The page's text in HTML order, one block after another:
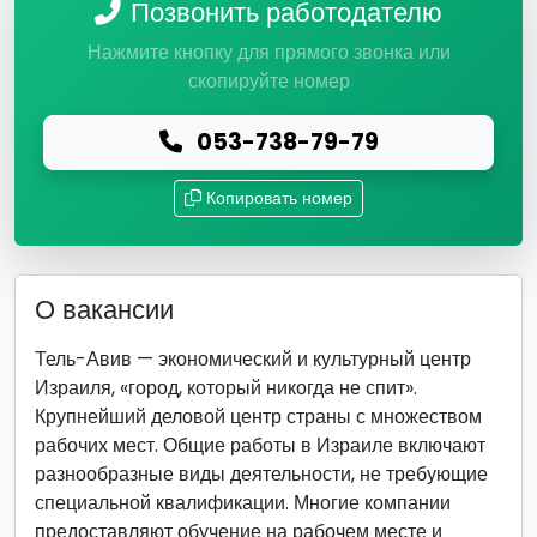
Позвонить работодателю
Нажмите кнопку для прямого звонка или
скопируйте номер
053-738-79-79
Копировать номер
О вакансии
Тель-Авив — экономический и культурный центр
Израиля, «город, который никогда не спит».
Крупнейший деловой центр страны с множеством
рабочих мест. Общие работы в Израиле включают
разнообразные виды деятельности, не требующие
специальной квалификации. Многие компании